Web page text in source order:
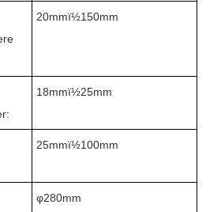
20mmï½150mm
18mmï½25mm
25mmï½100mm
φ280mm